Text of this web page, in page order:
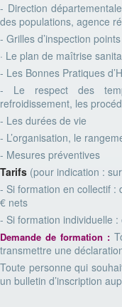
- Direction
des populations, agence
- Grilles d’inspection
· Le plan de maîtrise
- Les Bonnes Pratiques
- Le respect des
refroidissement, les
- Les durées de vie
- L’organisation, le
- Mesures préventives
Tarifs (pour indication :
- Si formation en collectif
€ nets
- Si formation individuelle
Demande de formation :
transmettre une
Toute personne qui
un bulletin d’inscription